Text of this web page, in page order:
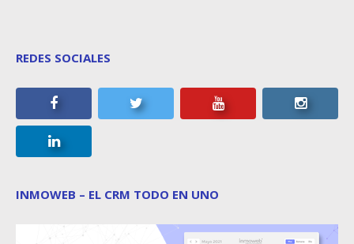
REDES SOCIALES
INMOWEB – EL CRM TODO EN UNO